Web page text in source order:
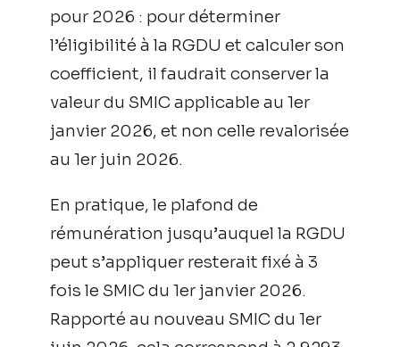
pour 2026 : pour déterminer
l’éligibilité à la RGDU et calculer son
coefficient, il faudrait conserver la
valeur du SMIC applicable au 1er
janvier 2026, et non celle revalorisée
au 1er juin 2026.
En pratique, le plafond de
rémunération jusqu’auquel la RGDU
peut s’appliquer resterait fixé à 3
fois le SMIC du 1er janvier 2026.
Rapporté au nouveau SMIC du 1er